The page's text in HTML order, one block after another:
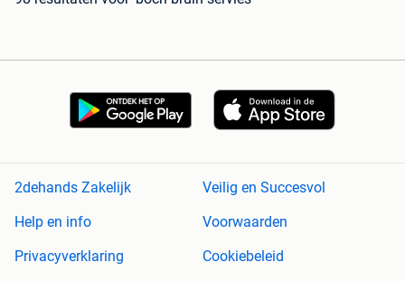
2dehands Zakelijk
Veilig en Succesvol
Help en info
Voorwaarden
Privacyverklaring
Cookiebeleid